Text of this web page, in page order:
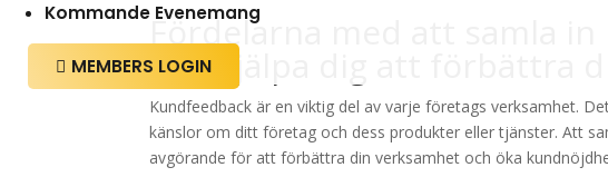
Kommande Evenemang
 MEMBERS LOGIN
Fördelarna med att samla in
kan hjälpa dig att förbättra
Kundfeedback är en viktig del av varje företags verksamhet.
känslor om ditt företag och dess produkter eller tjänster. Att
avgörande för att förbättra din verksamhet och öka